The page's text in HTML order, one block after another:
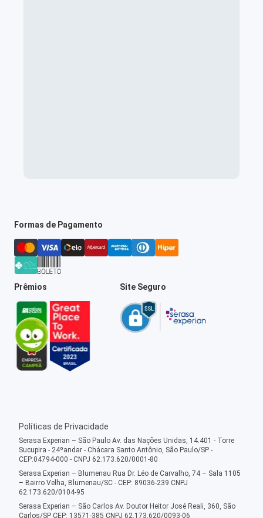
Formas de Pagamento
Prêmios Site Seguro
Políticas de Privacidade
Serasa Experian – São Paulo Av. das Nações Unidas, 14.401 - Torre
Sucupira - 24ºandar - Chácara Santo Antônio, São Paulo/SP -
CEP:04794-000 - CNPJ 62.173.620/0001-80
Serasa Experian – Blumenau Rua Dr. Léo de Carvalho, 74 – Sala 1105
– Bairro Velha, Blumenau/SC - CEP: 89036-239 CNPJ
62.173.620/0104-95
Serasa Experian – São Carlos Av. Doutor Heitor José Reali, 360, São
Carlos/SP CEP: 13571-385 CNPJ 62.173.620/0093-06